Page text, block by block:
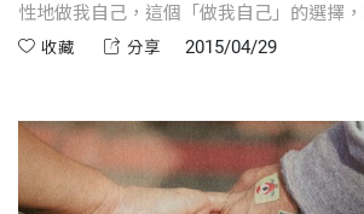
性地做我自己，這個「做我自己」的選擇
常正確；但或者，也無非機遇使然。
收藏 分享 2015/04/29